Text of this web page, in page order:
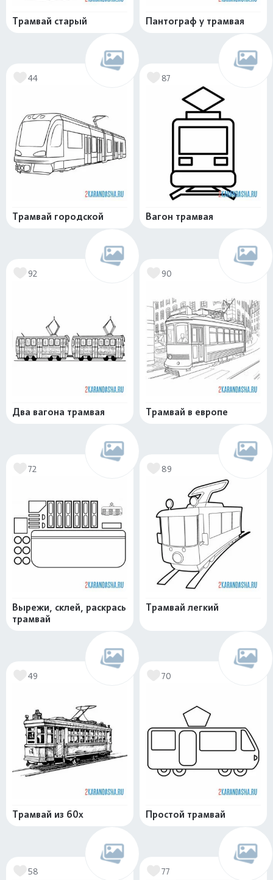
Трамвай старый Пантограф у трамвая
44
Трамвай городской
87
Вагон трамвая
92
Два вагона трамвая
90
Трамвай в европе
72
Вырежи, склей, раскрась
трамвай
89
Трамвай легкий
49
Трамвай из 60х
70
Простой трамвай
58 77